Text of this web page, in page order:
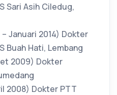
Sari Asih Ciledug,
Januari 2014) Dokter
Buah Hati, Lembang
2009) Dokter
2008) Dokter PTT